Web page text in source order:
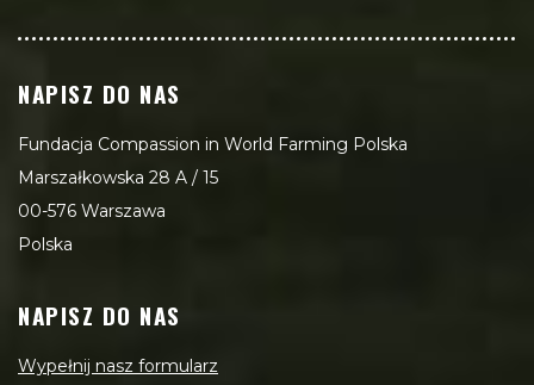
NAPISZ DO NAS
Fundacja Compassion in World Farming Polska
Marszałkowska 28 A / 15
00-576 Warszawa
Polska
NAPISZ DO NAS
Wypełnij nasz formularz